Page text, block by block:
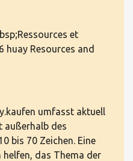
et
Resources and
umfasst aktuell
außerhalb des
bis 70 Zeichen. Eine
helfen, das Thema der